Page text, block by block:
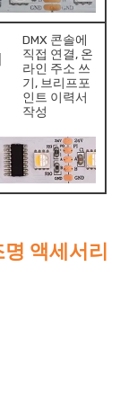
DMX 콘솔에
직접 연결, 온
라인 주소 쓰
기, 브리프포
인트 이력서
작성
액세서리